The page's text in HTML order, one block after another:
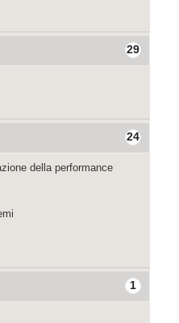
29
24
della performance
1